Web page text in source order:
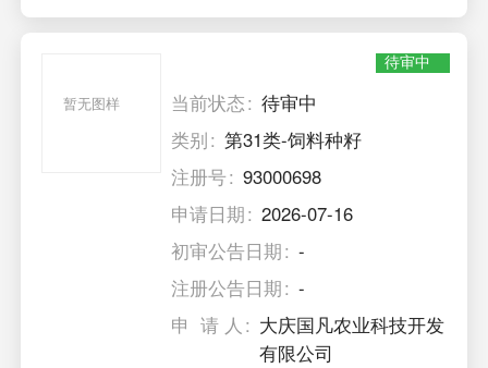
暂无图样
待审中
当前状态
待审中
类别
第31类-饲料种籽
注册号
93000698
申请日期
2026-07-16
初审公告日期
-
注册公告日期
-
申 请 人
大庆国凡农业科技开发
有限公司